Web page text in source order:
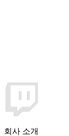
회사 소개